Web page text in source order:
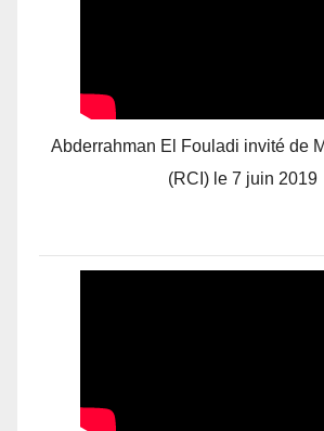
Abderrahman El Fouladi invité de
(RCI) le 7 juin 2019